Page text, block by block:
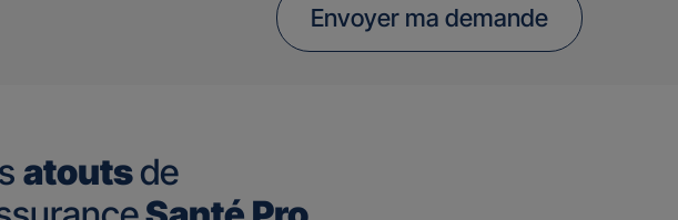
Envoyer ma demande
atoutsde